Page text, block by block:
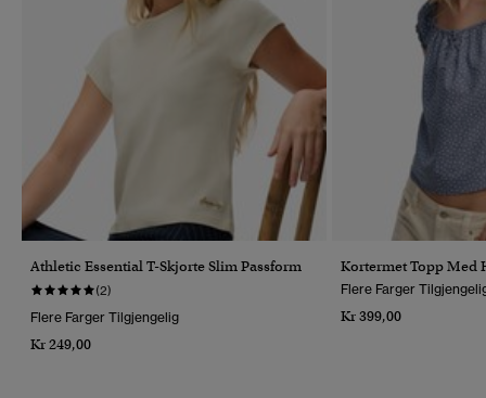
Athletic Essential T-Skjorte Slim Passform
(2)
Flere Farger Tilgjengelig
Kr 249,00
Kortermet Topp Med
Flere Farger
Kr 399,00